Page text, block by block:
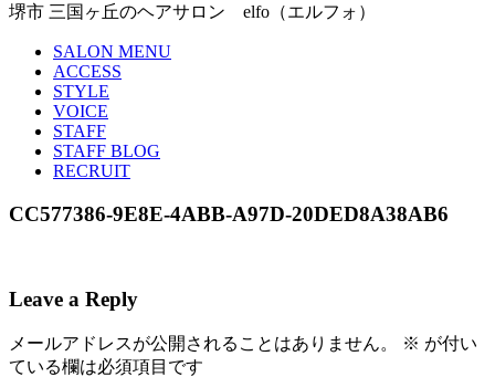
堺市 三国ヶ丘のヘアサロン elfo（エルフォ）
SALON MENU
ACCESS
STYLE
VOICE
STAFF
STAFF BLOG
RECRUIT
CC577386-9E8E-4ABB-A97D-20DED8A38AB6
Leave a Reply
メールアドレスが公開されることはありません。 ※ が付い
ている欄は必須項目です